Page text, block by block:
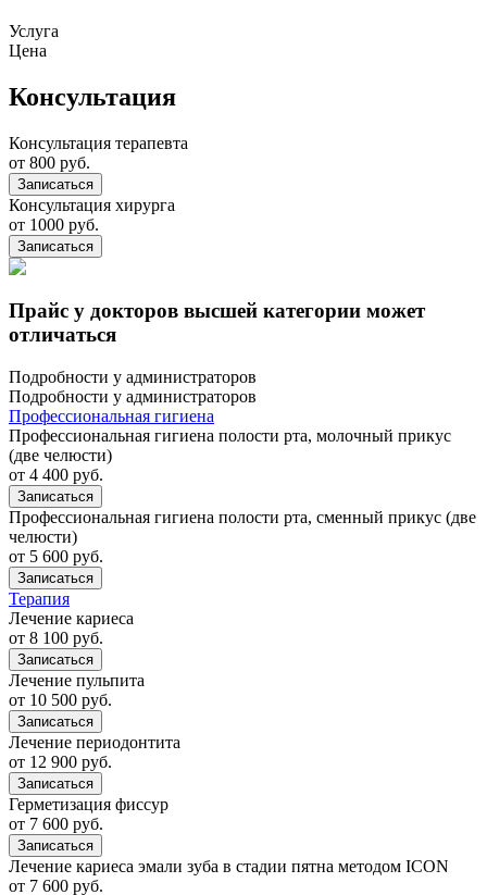
Услуга
Цена
Консультация
Консультация терапевта
от 800 руб.
Записаться
Консультация хирурга
от 1000 руб.
Записаться
Прайс у докторов высшей категории может
отличаться
Подробности у администраторов
Подробности у администраторов
Профессиональная гигиена
Профессиональная гигиена полости рта, молочный прикус
(две челюсти)
от 4 400 руб.
Записаться
Профессиональная гигиена полости рта, сменный прикус (две
челюсти)
от 5 600 руб.
Записаться
Терапия
Лечение кариеса
от 8 100 руб.
Записаться
Лечение пульпита
от 10 500 руб.
Записаться
Лечение периодонтита
от 12 900 руб.
Записаться
Герметизация фиссур
от 7 600 руб.
Записаться
Лечение кариеса эмали зуба в стадии пятна методом ICON
от 7 600 руб.